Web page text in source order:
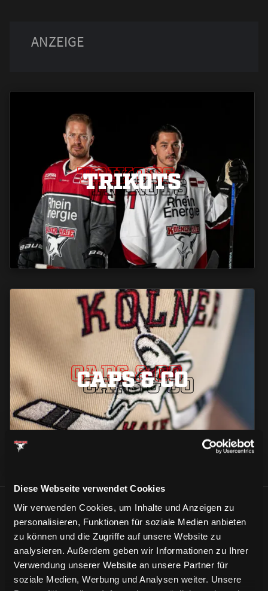
Diese Webseite verwendet Cookies
Wir verwenden Cookies, um Inhalte und Anzeigen zu
personalisieren, Funktionen für soziale Medien anbieten
zu können und die Zugriffe auf unsere Website zu
analysieren. Außerdem geben wir Informationen zu Ihrer
Verwendung unserer Website an unsere Partner für
soziale Medien, Werbung und Analysen weiter. Unsere
TRIKOTS
TRIKOTS
TRIKOTS
CAPS & CO
CAPS & CO
CAPS & CO
ÄHNLICHE NEWS